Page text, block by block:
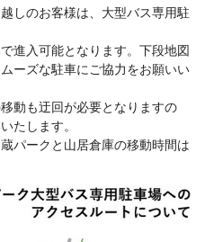
しのお客様は、大型バス専用駐
進入可能となります。下段地図
ーズな駐車にご協力をお願いい
動も迂回が必要となりますの
たします。
パークと山居倉庫の移動時間は